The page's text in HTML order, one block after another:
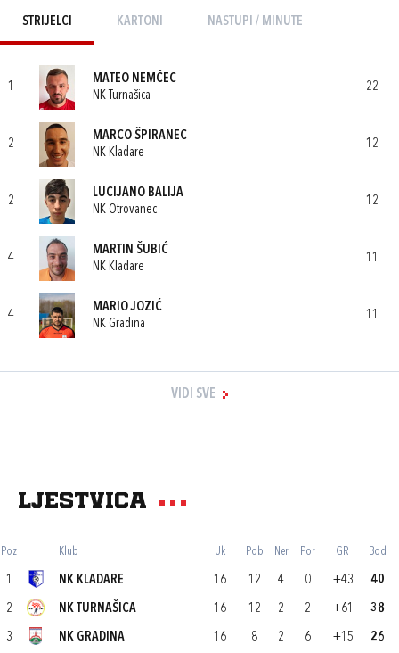
STRIJELCI KARTONI NASTUPI / MINUTE
1
MATEO NEMČEC
NK Turnašica
22
2
MARCO ŠPIRANEC
NK Kladare
12
2
LUCIJANO BALIJA
NK Otrovanec
12
4
MARTIN ŠUBIĆ
NK Kladare
11
4
MARIO JOZIĆ
NK Gradina
11
VIDI SVE
Ljestvica
Poz Klub Uk Pob Ner Por GR Bod
1 NK KLADARE 16 12 4 0 +43 40
2 NK TURNAŠICA 16 12 2 2 +61 38
3 NK GRADINA 16 8 2 6 +15 26